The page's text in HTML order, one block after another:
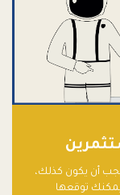
أن يكون كذلك،
توقعها